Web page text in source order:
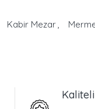
Kabir Mezar